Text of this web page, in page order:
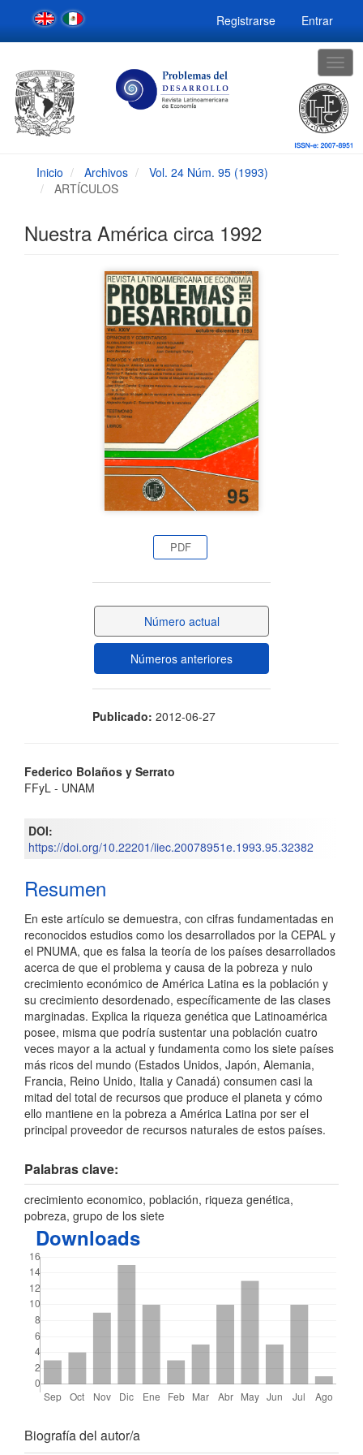
Navegación
principal
Contenido
Barra
lateral
Registrarse Entrar
Inicio Archivos
Vol. 24 Núm. 95 (1993)
ARTÍCULOS
Nuestra América circa 1992
PDF
Número actual
Números anteriores
Publicado: 2012-06-27
Contenido
principal
del
artículo
Federico Bolaños y Serrato
FFyL - UNAM
DOI:
https://doi.org/10.22201/iiec.20078951e.1993.95.32382
Resumen
En este artículo se demuestra, con cifras fundamentadas en
reconocidos estudios como los desarrollados por la CEPAL y
el PNUMA, que es falsa la teoría de los países desarrollados
acerca de que el problema y causa de la pobreza y nulo
crecimiento económico de América Latina es la población y
su crecimiento desordenado, específicamente de las clases
marginadas. Explica la riqueza genética que Latinoamérica
posee, misma que podría sustentar una población cuatro
veces mayor a la actual y fundamenta como los siete países
más ricos del mundo (Estados Unidos, Japón, Alemania,
Francia, Reino Unido, Italia y Canadá) consumen casi la
mitad del total de recursos que produce el planeta y cómo
ello mantiene en la pobreza a América Latina por ser el
principal proveedor de recursos naturales de estos países.
Palabras clave:
crecimiento economico, población, riqueza genética,
pobreza, grupo de los siete
Downloads
Detalles
Biografía del autor/a